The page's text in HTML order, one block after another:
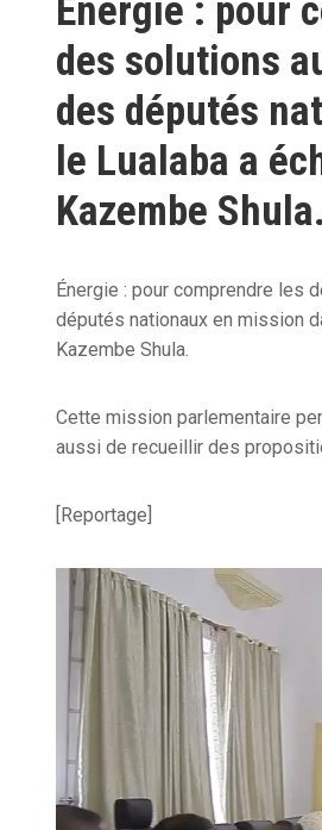
Énergie : pour
des solutions
des députés
le Lualaba a
Kazembe Shula.
Énergie : pour comprendre les
députés nationaux en mission
Kazembe Shula.
Cette mission parlementaire
aussi de recueillir des
[Reportage]